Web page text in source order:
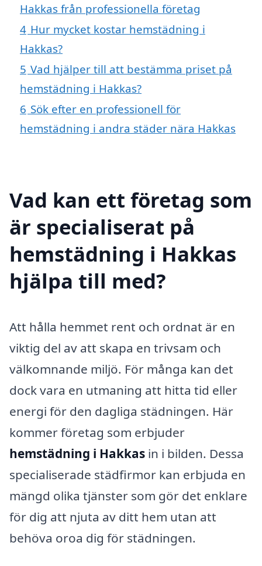
Hakkas från professionella företag
4 Hur mycket kostar hemstädning i
Hakkas?
5 Vad hjälper till att bestämma priset på
hemstädning i Hakkas?
6 Sök efter en professionell för
hemstädning i andra städer nära Hakkas
Vad kan ett företag som
är specialiserat på
hemstädning i Hakkas
hjälpa till med?
Att hålla hemmet rent och ordnat är en
viktig del av att skapa en trivsam och
välkomnande miljö. För många kan det
dock vara en utmaning att hitta tid eller
energi för den dagliga städningen. Här
kommer företag som erbjuder
hemstädning i Hakkas in i bilden. Dessa
specialiserade städfirmor kan erbjuda en
mängd olika tjänster som gör det enklare
för dig att njuta av ditt hem utan att
behöva oroa dig för städningen.